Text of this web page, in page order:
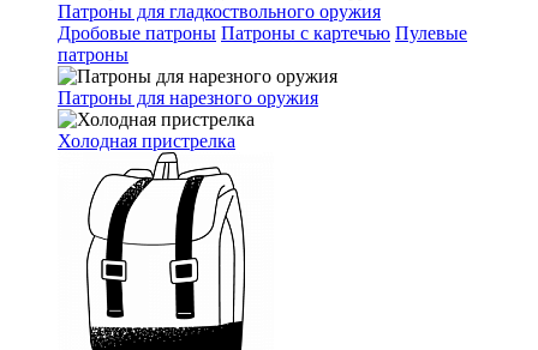
Патроны для гладкоствольного оружия
Дробовые патроны Патроны с картечью Пулевые
патроны
Патроны для нарезного оружия
Холодная пристрелка